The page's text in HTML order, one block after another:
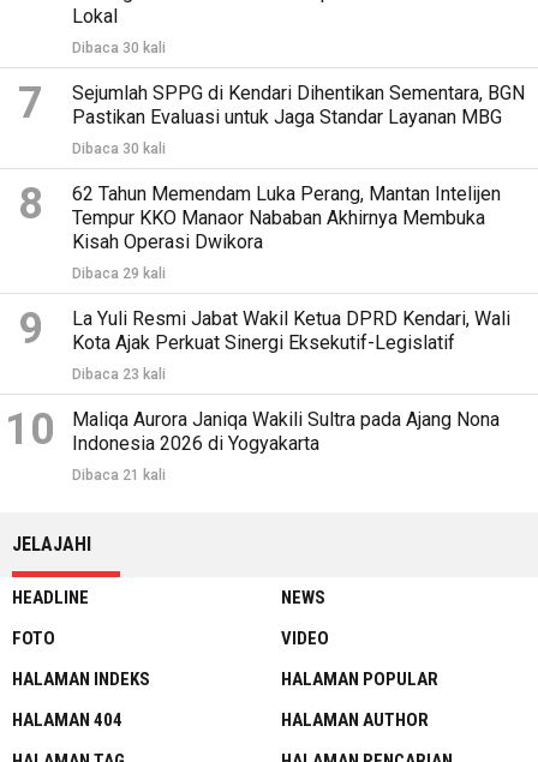
Lokal
Dibaca 30 kali
7
Sejumlah SPPG di Kendari Dihentikan Sementara, BGN
Pastikan Evaluasi untuk Jaga Standar Layanan MBG
Dibaca 30 kali
8
62 Tahun Memendam Luka Perang, Mantan Intelijen
Tempur KKO Manaor Nababan Akhirnya Membuka
Kisah Operasi Dwikora
Dibaca 29 kali
9
La Yuli Resmi Jabat Wakil Ketua DPRD Kendari, Wali
Kota Ajak Perkuat Sinergi Eksekutif-Legislatif
Dibaca 23 kali
10
Maliqa Aurora Janiqa Wakili Sultra pada Ajang Nona
Indonesia 2026 di Yogyakarta
Dibaca 21 kali
JELAJAHI
HEADLINE
NEWS
FOTO
VIDEO
HALAMAN INDEKS
HALAMAN POPULAR
HALAMAN 404
HALAMAN AUTHOR